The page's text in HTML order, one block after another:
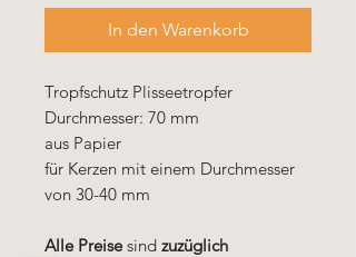
In den Warenkorb
Tropfschutz Plisseetropfer
Durchmesser: 70 mm
aus Papier
für Kerzen mit einem Durchmesser
von 30-40 mm
Alle Preisesind zuzüglich